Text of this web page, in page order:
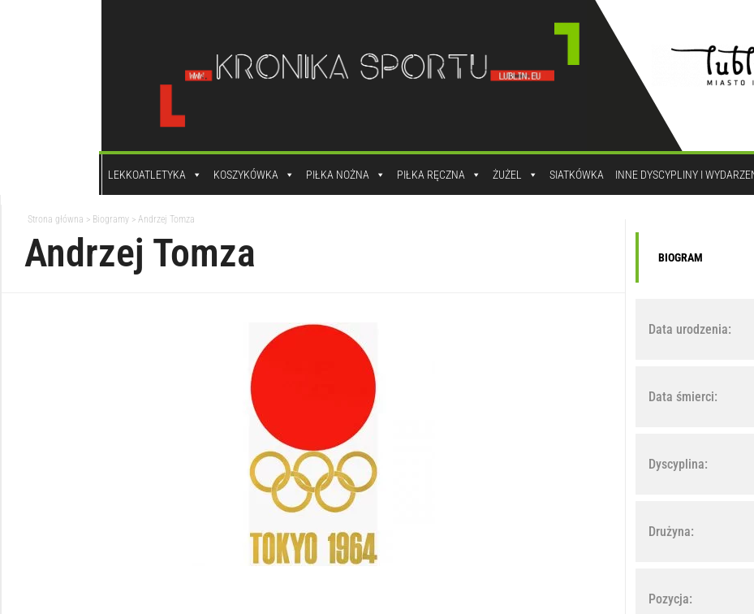
LEKKOATLETYKA KOSZYKÓWKA PIŁKA NOŻNA PIŁKA RĘCZNA ŻUŻEL SIATKÓWKA INNE DYSCYPLINY I
Strona główna > Biogramy > Andrzej Tomza
Andrzej Tomza BIOGRAM
Data urodzenia:
Data śmierci:
Dyscyplina:
Drużyna:
Pozycja: